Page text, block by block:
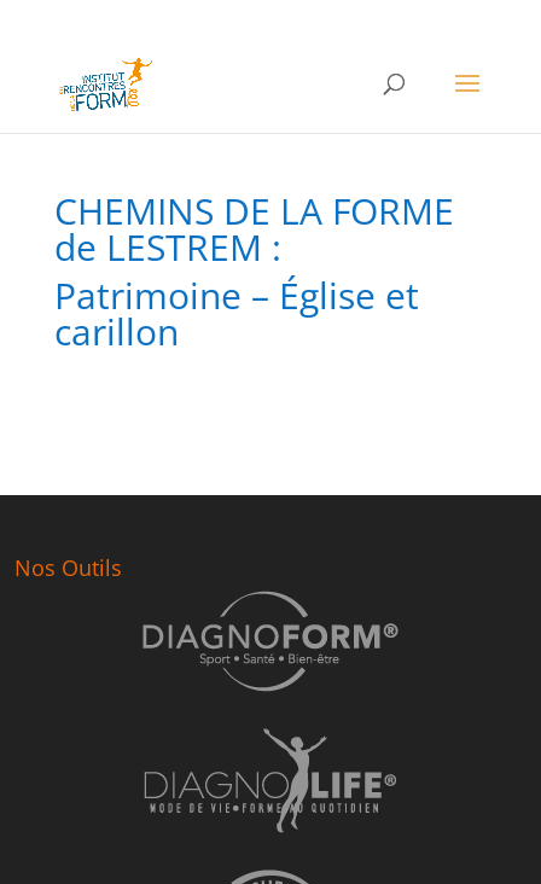
CHEMINS DE LA FORME
de LESTREM :
Patrimoine – Église et
carillon
Nos Outils